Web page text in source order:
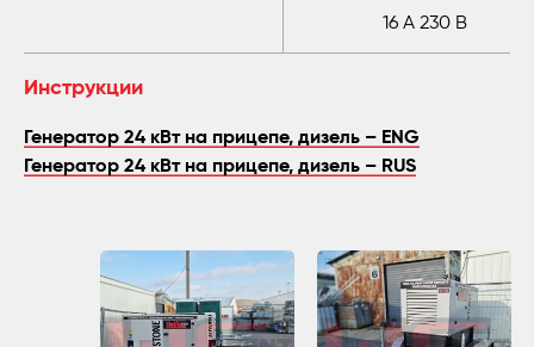
16 A 230 В
Инструкции
Генератор 24 кВт на прицепе, дизель – ENG
Генератор 24 кВт на прицепе, дизель – RUS